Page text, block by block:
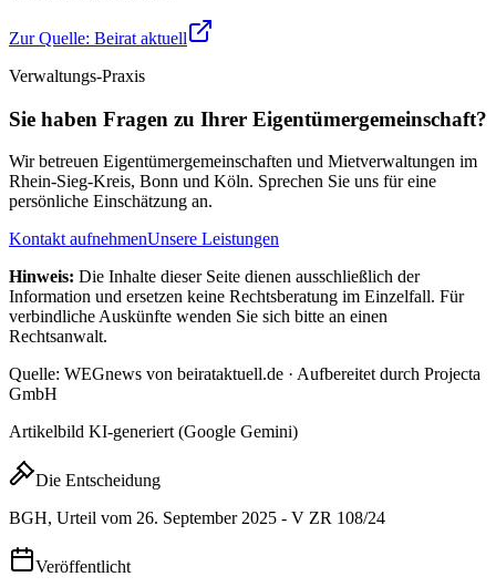
Zur Quelle: Beirat aktuell
Verwaltungs-Praxis
Sie haben Fragen zu Ihrer Eigentümergemeinschaft?
Wir betreuen Eigentümergemeinschaften und Mietverwaltungen im
Rhein-Sieg-Kreis, Bonn und Köln. Sprechen Sie uns für eine
persönliche Einschätzung an.
Kontakt aufnehmenUnsere Leistungen
Hinweis: Die Inhalte dieser Seite dienen ausschließlich der
Information und ersetzen keine Rechtsberatung im Einzelfall. Für
verbindliche Auskünfte wenden Sie sich bitte an einen
Rechtsanwalt.
Quelle: WEGnews von beirataktuell.de · Aufbereitet durch Projecta
GmbH
Artikelbild KI-generiert (Google Gemini)
Die Entscheidung
BGH, Urteil vom 26. September 2025 - V ZR 108/24
Veröffentlicht